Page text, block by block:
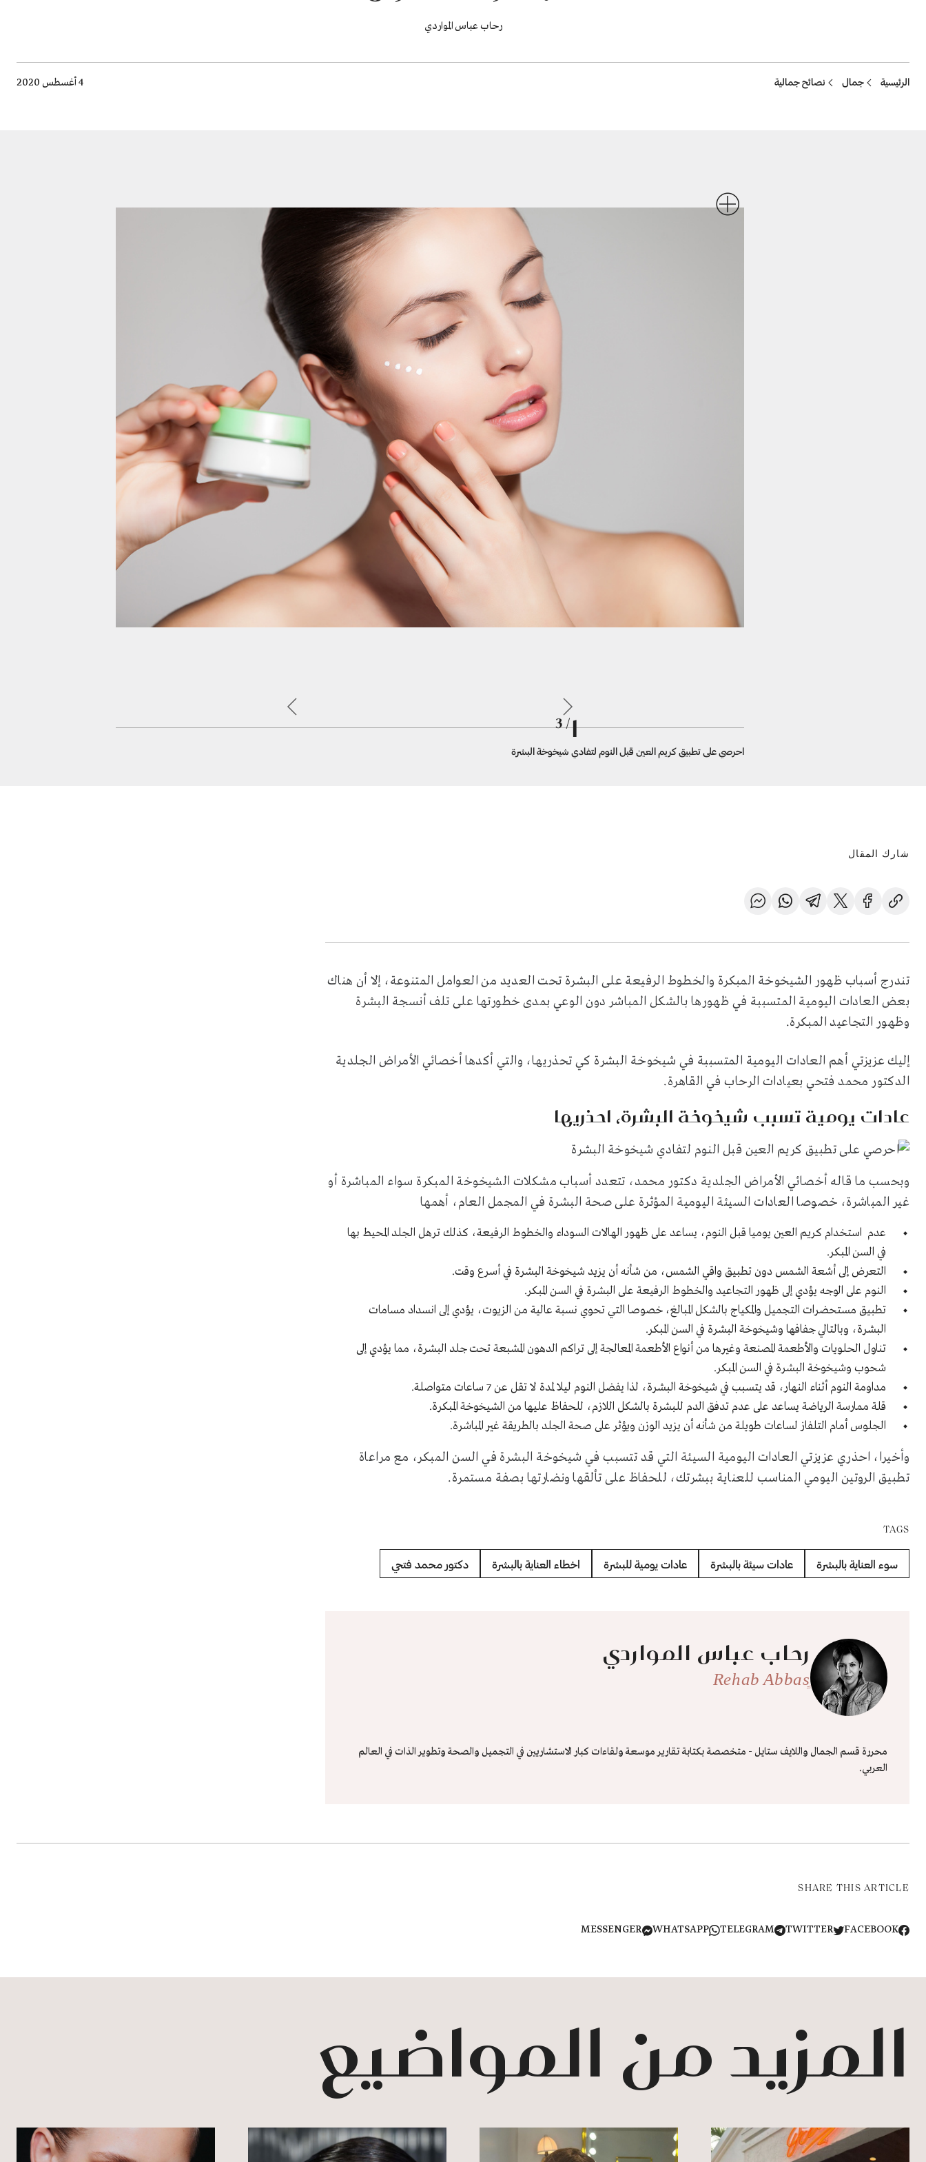
رحاب عباس المواردي
Breadcrumb
الرئيسية جمال نصائح جمالية 4 أغسطس 2020
احرصي على تطبيق كريم العين قبل النوم لتفادي شيخوخة البشرة
1
/ 3
شارك المقال
تندرج أسباب ظهور الشيخوخة المبكرة والخطوط الرفيعة على البشرة تحت العديد من العوامل المتنوعة، إلا أن هناك
بعض العادات اليومية المتسببة في ظهورها بالشكل المباشر دون الوعي بمدى خطورتها على تلف أنسجة البشرة
وظهور التجاعيد المبكرة.
إليك عزيزتي أهم العادات اليومية المتسببة في شيخوخة البشرة كي تحذريها، والتي أكدها أخصائي الأمراض الجلدية
الدكتور محمد فتحي بعيادات الرحاب في القاهرة.
عادات يومية تسبب شيخوخة البشرة، احذريها
وبحسب ما قاله أخصائي الأمراض الجلدية دكتور محمد، تتعدد أسباب مشكلات الشيخوخة المبكرة سواء المباشرة أو
غير المباشرة، خصوصا العادات السيئة اليومية المؤثرة على صحة البشرة في المجمل العام، أهمها
عدم استخدام كريم العين يوميا قبل النوم، يساعد على ظهور الهالات السوداء والخطوط الرفيعة، كذلك ترهل الجلد المحيط بها
في السن المبكر.
التعرض إلى أشعة الشمس دون تطبيق واقي الشمس، من شأنه أن يزيد شيخوخة البشرة في أسرع وقت.
النوم على الوجه يؤدي إلى ظهور التجاعيد والخطوط الرفيعة على البشرة في السن المبكر.
تطبيق مستحضرات التجميل والمكياج بالشكل المبالغ، خصوصا التي تحوي نسبة عالية من الزيوت، يؤدي إلى انسداد مسامات
البشرة، وبالتالي جفافها وشيخوخة البشرة في السن المبكر.
تناول الحلويات والأطعمة المصنعة وغيرها من أنواع الأطعمة المعالجة إلى تراكم الدهون المشبعة تحت جلد البشرة، مما يؤدي إلى
شحوب وشيخوخة البشرة في السن المبكر.
مداومة النوم أثناء النهار، قد يتسبب في شيخوخة البشرة، لذا يفضل النوم ليلا لمدة لا تقل عن 7 ساعات متواصلة.
قلة ممارسة الرياضة يساعد على عدم تدفق الدم للبشرة بالشكل اللازم، للحفاظ عليها من الشيخوخة المبكرة.
الجلوس أمام التلفاز لساعات طويلة من شأنه أن يزيد الوزن ويؤثر على صحة الجلد بالطريقة غير المباشرة.
وأخيرا، احذري عزيزتي العادات اليومية السيئة التي قد تتسبب في شيخوخة البشرة في السن المبكر، مع مراعاة
تطبيق الروتين اليومي المناسب للعناية ببشرتك، للحفاظ على تألقها ونضارتها بصفة مستمرة.
TAGS
سوء العناية بالبشرة عادات سيئة بالبشرة عادات يومية للبشرة اخطاء العناية بالبشرة دكتور محمد فتحي
رحاب عباس المواردي
ٍRehab Abbas
محررة قسم الجمال واللايف ستايل - متخصصة بكتابة تقارير موسعة ولقاءات كبار الاستشاريين في التجميل والصحة وتطوير الذات في العالم
العربي.
SHARE THIS ARTICLE
FACEBOOK
TWITTER
TELEGRAM
WHATSAPP
MESSENGER
المزيد من المواضيع